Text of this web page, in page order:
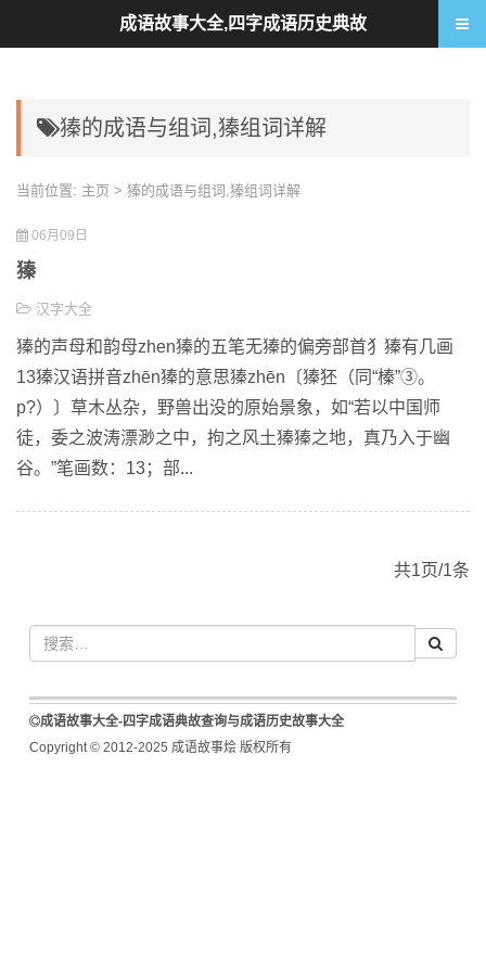
獉的成语与组词,獉组词详解
当前位置: 主页 > 獉的成语与组词,獉组词详解
06月09日
獉
汉字大全
獉的声母和韵母zhen獉的五笔无獉的偏旁部首犭獉有几画
13獉汉语拼音zhēn獉的意思獉zhēn〔獉狉（同“榛”③。
p?）〕草木丛杂，野兽出没的原始景象，如“若以中国师
徒，委之波涛漂渺之中，拘之风土獉獉之地，真乃入于幽
谷。”笔画数：13；部...
共1页/1条
成语故事大全-四字成语典故查询与成语历史故事大全
Copyright © 2012-2025 成语故事烩 版权所有
成语故事大全,四字成语历史典故